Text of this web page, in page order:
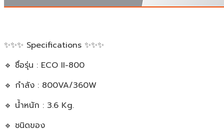
✨✨✨ Specifications ✨✨✨
🔹 ชื่อรุ่น : ECO II-800
🔹 กำลัง : 800VA/360W
🔹 น้ำหนัก : 3.6 Kg.
🔹 ชนิดของ